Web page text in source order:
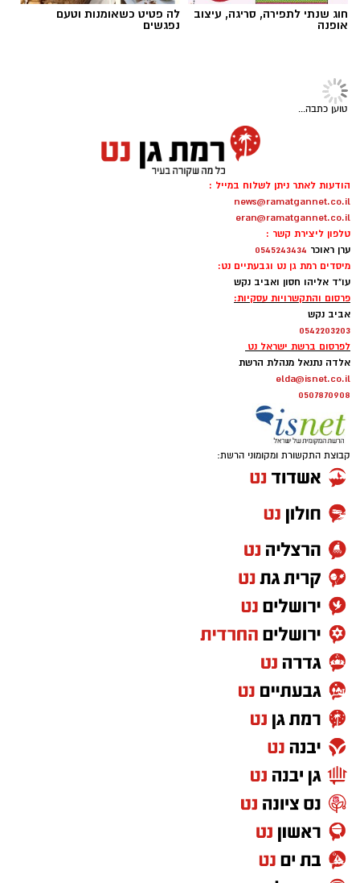
חוג שנתי לתפירה, סריגה, עיצוב
אופנה
לה פטיט כשאומנות וטעם
נפגשים
טוען כתבה...
הודעות לאתר ניתן לשלוח במייל :
news@ramatgannet.co.il
eran@ramatgannet.co.il
טלפון ליצירת קשר :
ערן ראוכר 0545243434
מיסדים רמת גן נט וגבעתיים נט:
עו"ד אליהו חסון ואביב נקש
פרסום והתקשרויות עסקיות:
אביב נקש
0542203203
לפרסום ברשת ישראל נט
אלדה נתנאל מנהלת הרשת
elda@isnet.co.il
0507870908
קבוצת התקשורת ומקומוני הרשת: